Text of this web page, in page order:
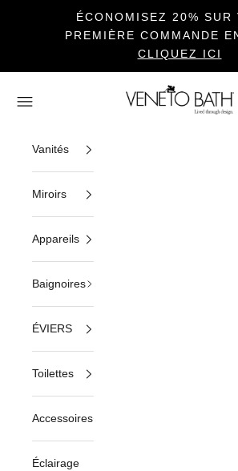
ÉCONOMISEZ 20% SUR
PREMIÈRE COMMANDE
CLIQUEZ ICI
Veneto Bath
Ouvrir la navigation
Vanités
Miroirs
Appareils
Baignoires
ÉVIERS
Toilettes
Accessoires
Éclairage